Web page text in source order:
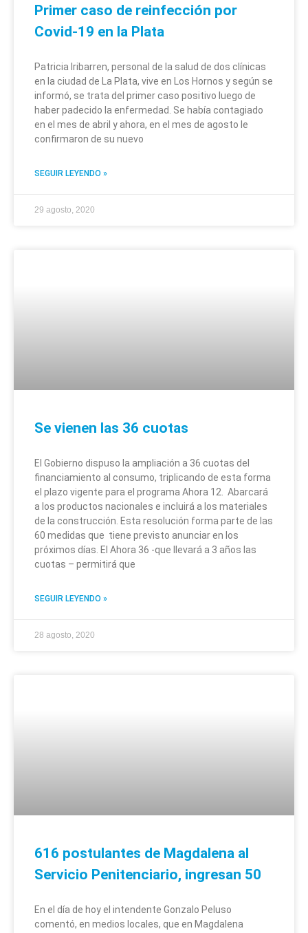
Primer caso de reinfección por
Covid-19 en la Plata
Patricia Iribarren, personal de la salud de dos clínicas
en la ciudad de La Plata, vive en Los Hornos y según se
informó, se trata del primer caso positivo luego de
haber padecido la enfermedad. Se había contagiado
en el mes de abril y ahora, en el mes de agosto le
confirmaron de su nuevo
SEGUIR LEYENDO »
29 agosto, 2020
Se vienen las 36 cuotas
El Gobierno dispuso la ampliación a 36 cuotas del
financiamiento al consumo, triplicando de esta forma
el plazo vigente para el programa Ahora 12. Abarcará
a los productos nacionales e incluirá a los materiales
de la construcción. Esta resolución forma parte de las
60 medidas que tiene previsto anunciar en los
próximos días. El Ahora 36 -que llevará a 3 años las
cuotas – permitirá que
SEGUIR LEYENDO »
28 agosto, 2020
616 postulantes de Magdalena al
Servicio Penitenciario, ingresan 50
En el día de hoy el intendente Gonzalo Peluso
comentó, en medios locales, que en Magdalena